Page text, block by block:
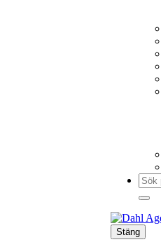
Sök
efter:
Stäng